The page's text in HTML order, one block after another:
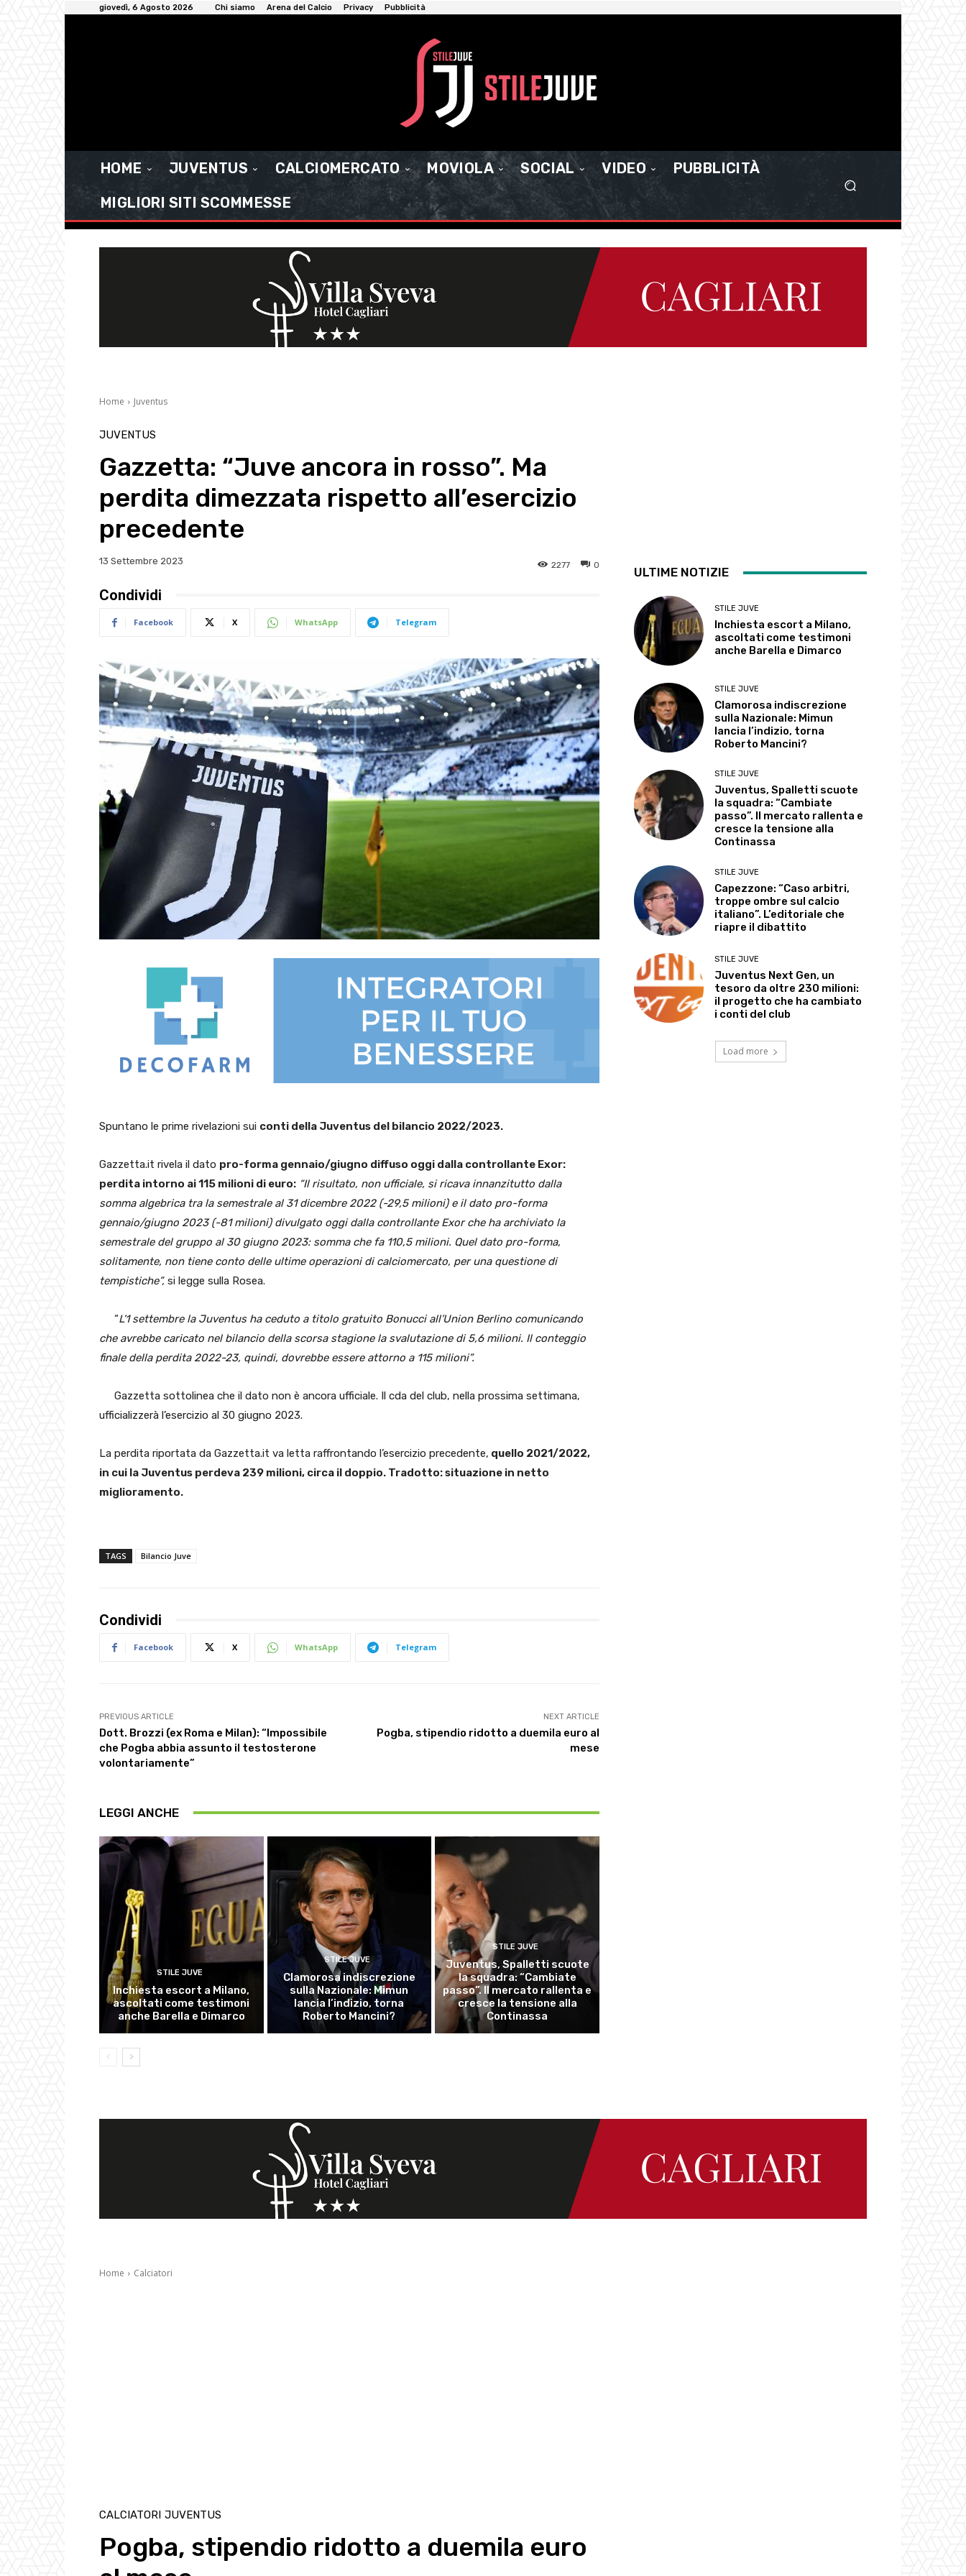
giovedì, 6 Agosto 2026 Chi siamo Arena del Calcio Privacy Pubblicità
HOME JUVENTUS CALCIOMERCATO MOVIOLA SOCIAL VIDEO
PUBBLICITÀ
MIGLIORI SITI SCOMMESSE
Home Juventus
JUVENTUS
Gazzetta: “Juve ancora in rosso”. Ma
perdita dimezzata rispetto all’esercizio
precedente
13 Settembre 2023 0
2277
Condividi
Facebook X WhatsApp Telegram
Spuntano le prime rivelazioni sui conti della Juventus del bilancio 2022/2023.
Gazzetta.it rivela il dato pro-forma gennaio/giugno diffuso oggi dalla controllante Exor:
perdita intorno ai 115 milioni di euro: “Il risultato, non ufficiale, si ricava innanzitutto dalla
somma algebrica tra la semestrale al 31 dicembre 2022 (-29,5 milioni) e il dato pro-forma
gennaio/giugno 2023 (-81 milioni) divulgato oggi dalla controllante Exor che ha archiviato la
semestrale del gruppo al 30 giugno 2023: somma che fa 110,5 milioni. Quel dato pro-forma,
solitamente, non tiene conto delle ultime operazioni di calciomercato, per una questione di
tempistiche”, si legge sulla Rosea.
“L’1 settembre la Juventus ha ceduto a titolo gratuito Bonucci all’Union Berlino comunicando
che avrebbe caricato nel bilancio della scorsa stagione la svalutazione di 5,6 milioni. Il conteggio
finale della perdita 2022-23, quindi, dovrebbe essere attorno a 115 milioni”.
Gazzetta sottolinea che il dato non è ancora ufficiale. Il cda del club, nella prossima settimana,
ufficializzerà l’esercizio al 30 giugno 2023.
La perdita riportata da Gazzetta.it va letta raffrontando l’esercizio precedente, quello 2021/2022,
in cui la Juventus perdeva 239 milioni, circa il doppio. Tradotto: situazione in netto
miglioramento.
TAGS Bilancio Juve
Condividi
Facebook X WhatsApp Telegram
PREVIOUS ARTICLE
Dott. Brozzi (ex Roma e Milan): “Impossibile
che Pogba abbia assunto il testosterone
volontariamente”
NEXT ARTICLE
Pogba, stipendio ridotto a duemila euro al
mese
LEGGI ANCHE
STILE JUVE
Inchiesta escort a Milano,
ascoltati come testimoni
anche Barella e Dimarco
STILE JUVE
Clamorosa indiscrezione
sulla Nazionale: Mimun
lancia l’indizio, torna
Roberto Mancini?
STILE JUVE
Juventus, Spalletti scuote
la squadra: “Cambiate
passo”. Il mercato rallenta e
cresce la tensione alla
Continassa
ULTIME NOTIZIE
STILE JUVE
Inchiesta escort a Milano,
ascoltati come testimoni
anche Barella e Dimarco
STILE JUVE
Clamorosa indiscrezione
sulla Nazionale: Mimun
lancia l’indizio, torna
Roberto Mancini?
STILE JUVE
Juventus, Spalletti scuote
la squadra: “Cambiate
passo”. Il mercato rallenta e
cresce la tensione alla
Continassa
STILE JUVE
Capezzone: “Caso arbitri,
troppe ombre sul calcio
italiano”. L’editoriale che
riapre il dibattito
STILE JUVE
Juventus Next Gen, un
tesoro da oltre 230 milioni:
il progetto che ha cambiato
i conti del club
Load more